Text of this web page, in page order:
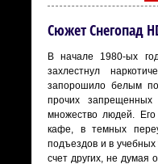
Сюжет Снегопад
В начале 1980-ых
захлестнул
запорошило белым
прочих запрещенных
множество людей.
кафе, в темных
подъездов и в
счет других, не думая